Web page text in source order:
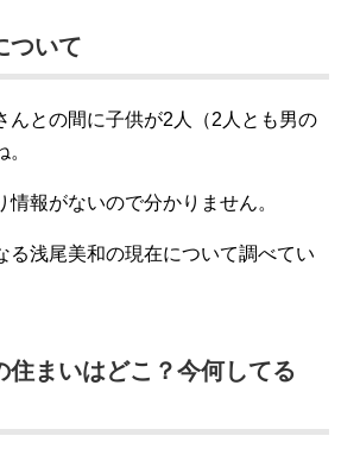
ついて
んとの間に子供が2人（2人とも男の
報がないので分かりません。
る浅尾美和の現在について調べてい
住まいはどこ？今何してる